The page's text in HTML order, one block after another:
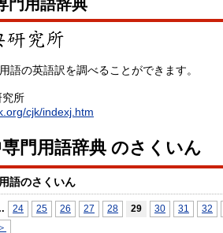
門用語辞典
語の英語訳を調べることができます。
究所
cjk/indexj.htm
門用語辞典 のさくいん
語のさくいん
. 24 25 26 27 28 29 30 31 32